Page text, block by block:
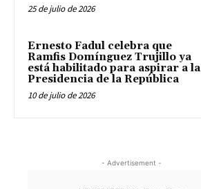
25 de julio de 2026
Ernesto Fadul celebra que
Ramfis Domínguez Trujillo ya
está habilitado para aspirar a la
Presidencia de la República
10 de julio de 2026
- Advertisement -